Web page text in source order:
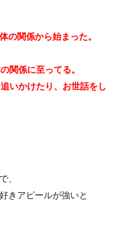
関係から始まった。
関係に至ってる。
いかけたり、お世話をし
、
きアピールが強いと